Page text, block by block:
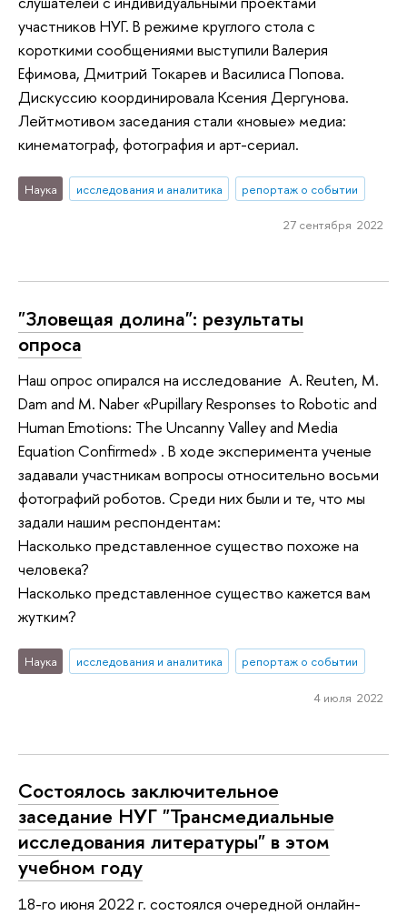
участников НУГ. В режиме круглого стола с
короткими сообщениями выступили Валерия
Ефимова, Дмитрий Токарев и Василиса Попова.
Дискуссию координировала Ксения Дергунова.
Лейтмотивом заседания стали «новые» медиа:
кинематограф, фотография и арт-сериал.
Наука исследования и аналитика репортаж о событии
27 сентября 2022
"Зловещая долина": результаты
опроса
Наш опрос опирался на исследование A. Reuten, M.
Dam and M. Naber «Pupillary Responses to Robotic and
Human Emotions: The Uncanny Valley and Media
Equation Confirmed» . В ходе эксперимента ученые
задавали участникам вопросы относительно восьми
фотографий роботов. Среди них были и те, что мы
задали нашим респондентам:
Насколько представленное существо похоже на
человека?
Насколько представленное существо кажется вам
жутким?
Наука исследования и аналитика репортаж о событии
4 июля 2022
Состоялось заключительное
заседание НУГ "Трансмедиальные
исследования литературы" в этом
учебном году
18-го июня 2022 г. состоялся очередной онлайн-